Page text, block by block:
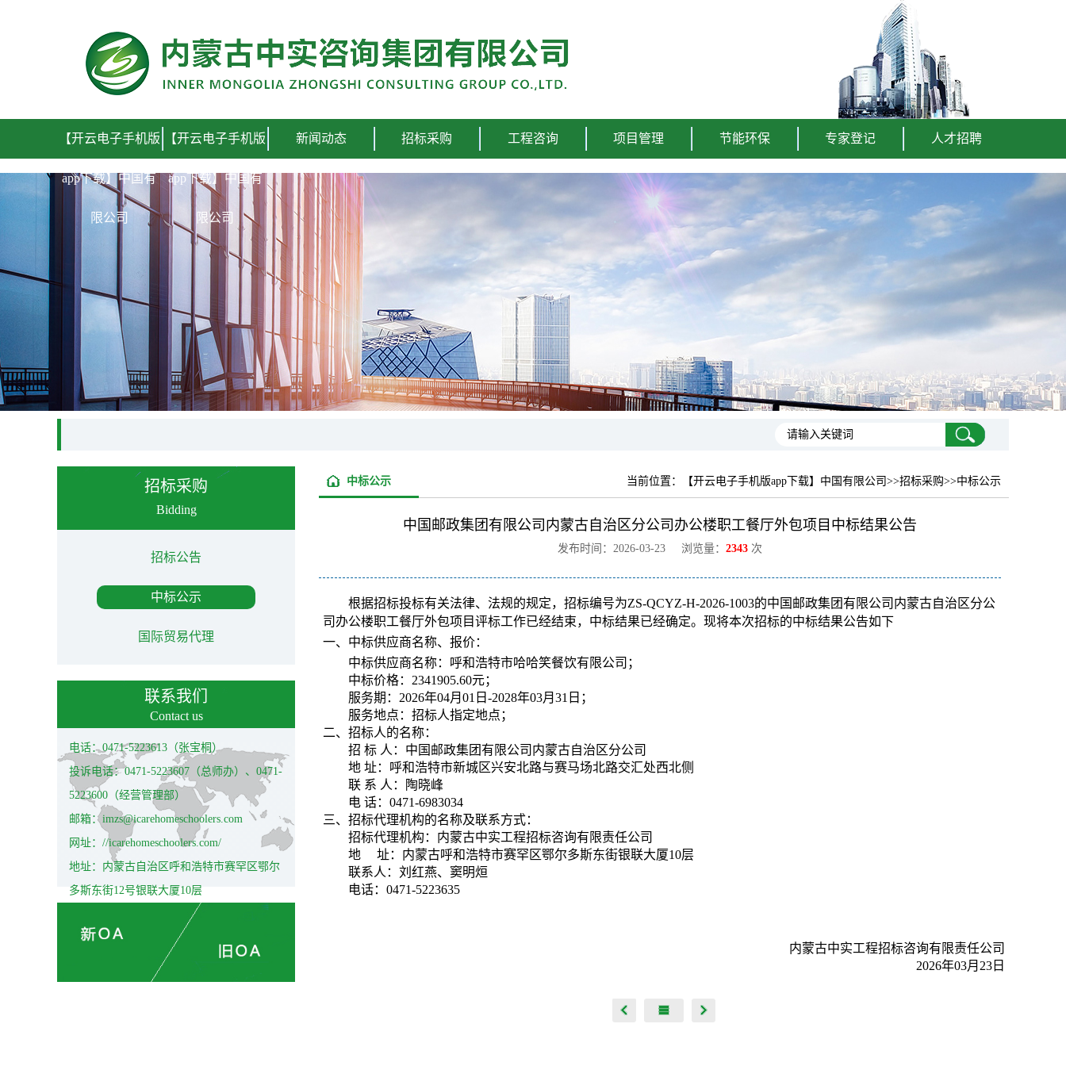
【开云电子手机版
app下载】中国有
限公司
【开云电子手机版
app下载】中国有
限公司
新闻动态 招标采购 工程咨询 项目管理 节能环保 专家登记 人才招聘
招标采购
Bidding
招标公告
中标公示
国际贸易代理
联系我们
Contact us
电话：0471-5223613（张宝桐）
投诉电话：0471-5223607（总师办）、0471-
5223600（经营管理部）
邮箱：imzs@icarehomeschoolers.com
网址：//icarehomeschoolers.com/
地址：内蒙古自治区呼和浩特市赛罕区鄂尔
多斯东街12号银联大厦10层
当前位置： 【开云电子手机版app下载】中国有限公司 >>招标采购>>中标公示
中标公示
中国邮政集团有限公司内蒙古自治区分公司办公楼职工餐厅外包项目中标结果公告
发布时间：2026-03-23 浏览量： 2343 次
根据招标投标有关法律、法规的规定，招标编号为ZS-QCYZ-H-2026-1003的中国邮政集团有限公司内蒙古自治区分公
司办公楼职工餐厅外包项目评标工作已经结束，中标结果已经确定。现将本次招标的中标结果公告如下
一、中标供应商名称、报价：
中标供应商名称：呼和浩特市哈哈笑餐饮有限公司；
中标价格：2341905.60元；
服务期：2026年04月01日-2028年03月31日；
服务地点：招标人指定地点；
二、招标人的名称：
招 标 人：中国邮政集团有限公司内蒙古自治区分公司
地 址：呼和浩特市新城区兴安北路与赛马场北路交汇处西北侧
联 系 人：陶晓峰
电 话：0471-6983034
三、招标代理机构的名称及联系方式：
招标代理机构：内蒙古中实工程招标咨询有限责任公司
地 址：内蒙古呼和浩特市赛罕区鄂尔多斯东街银联大厦10层
联系人：刘红燕、窦明烜
电话：0471-5223635
内蒙古中实工程招标咨询有限责任公司
2026年03月23日